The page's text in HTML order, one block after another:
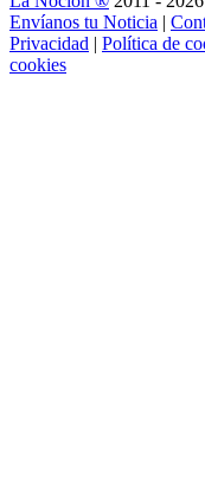
Envíanos tu Noticia |
Privacidad | Política de
cookies